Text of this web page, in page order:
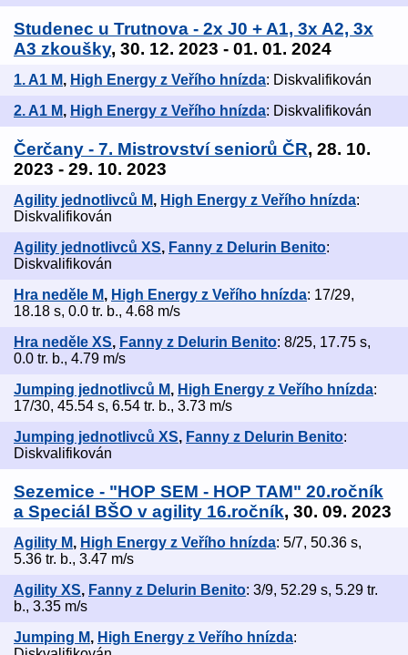
Studenec u Trutnova - 2x J0 + A1, 3x A2, 3x
A3 zkoušky, 30. 12. 2023 - 01. 01. 2024
1. A1 M, High Energy z Veřího hnízda: Diskvalifikován
2. A1 M, High Energy z Veřího hnízda: Diskvalifikován
Čerčany - 7. Mistrovství seniorů ČR, 28. 10.
2023 - 29. 10. 2023
Agility jednotlivců M, High Energy z Veřího hnízda:
Diskvalifikován
Agility jednotlivců XS, Fanny z Delurin Benito:
Diskvalifikován
Hra neděle M, High Energy z Veřího hnízda: 17/29,
18.18 s, 0.0 tr. b., 4.68 m/s
Hra neděle XS, Fanny z Delurin Benito: 8/25, 17.75 s,
0.0 tr. b., 4.79 m/s
Jumping jednotlivců M, High Energy z Veřího hnízda:
17/30, 45.54 s, 6.54 tr. b., 3.73 m/s
Jumping jednotlivců XS, Fanny z Delurin Benito:
Diskvalifikován
Sezemice - "HOP SEM - HOP TAM" 20.ročník
a Speciál BŠO v agility 16.ročník, 30. 09. 2023
Agility M, High Energy z Veřího hnízda: 5/7, 50.36 s,
5.36 tr. b., 3.47 m/s
Agility XS, Fanny z Delurin Benito: 3/9, 52.29 s, 5.29 tr.
b., 3.35 m/s
Jumping M, High Energy z Veřího hnízda: